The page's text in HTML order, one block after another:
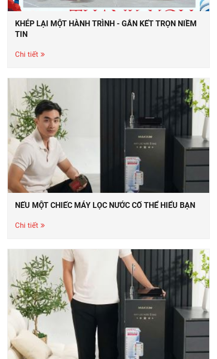
KHÉP LẠI MỘT HÀNH TRÌNH - GẮN KẾT TRỌN NIỀM
TIN
Chi tiết
NẾU MỘT CHIẾC MÁY LỌC NƯỚC CỐ THỂ HIỂU BẠN
Chi tiết